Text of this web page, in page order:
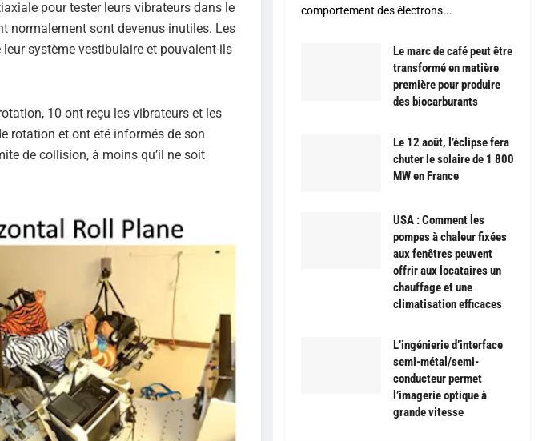
pour tester leurs vibrateurs dans le
normalement sont devenus inutiles. Les
système vestibulaire et pouvaient-ils
10 ont reçu les vibrateurs et les
rotation et ont été informés de son
de collision, à moins qu’il ne soit
comportement des électrons...
Le marc de café peut être
transformé en matière
première pour produire
des biocarburants
Le 12 août, l’éclipse fera
chuter le solaire de 1 800
MW en France
USA : Comment les
pompes à chaleur fixées
aux fenêtres peuvent
offrir aux locataires un
chauffage et une
climatisation efficaces
L’ingénierie d’interface
semi-métal/semi-
conducteur permet
l’imagerie optique à
grande vitesse